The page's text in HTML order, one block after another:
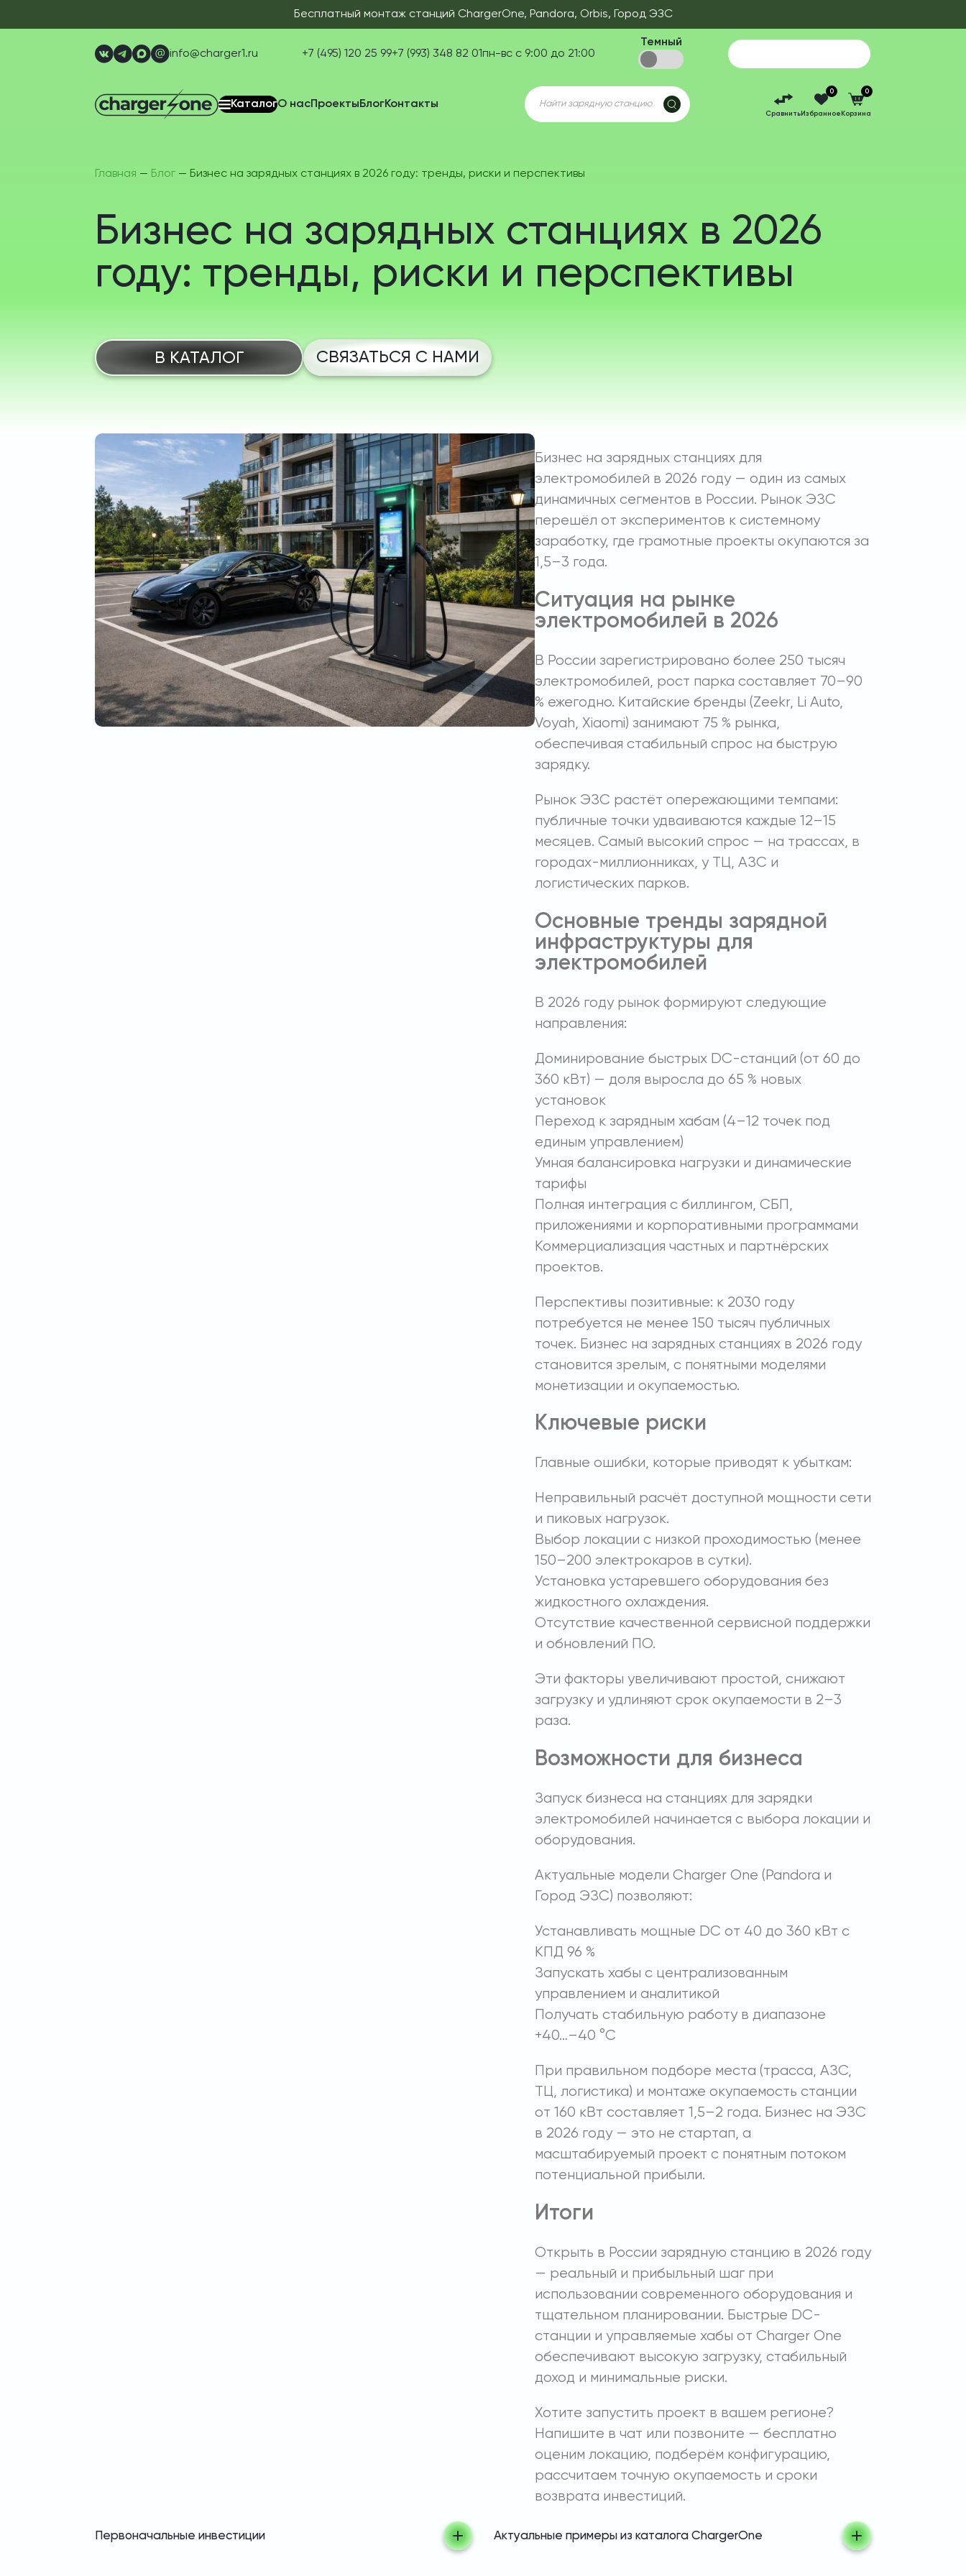
Бесплатный монтаж станций ChargerOne, Pandora, Orbis, Город ЭЗС
info@charger1.ru +7 (495) 120 25 99+7 (993) 348 82 01пн-вс с 9:00 до 21:00
Темный
КаталогО насПроектыБлогКонтакты
Поиск
товаров
Сравнить
0
Избранное
0
Корзина
Главная — Блог — Бизнес на зарядных станциях в 2026 году: тренды, риски и перспективы
Бизнес на зарядных станциях в 2026
году: тренды, риски и перспективы
В КАТАЛОГ СВЯЗАТЬСЯ С НАМИ
Бизнес на зарядных станциях для
электромобилей в 2026 году — один из самых
динамичных сегментов в России. Рынок ЭЗС
перешёл от экспериментов к системному
заработку, где грамотные проекты окупаются за
1,5–3 года.
Ситуация на рынке
электромобилей в 2026
В России зарегистрировано более 250 тысяч
электромобилей, рост парка составляет 70–90
% ежегодно. Китайские бренды (Zeekr, Li Auto,
Voyah, Xiaomi) занимают 75 % рынка,
обеспечивая стабильный спрос на быструю
зарядку.
Рынок ЭЗС растёт опережающими темпами:
публичные точки удваиваются каждые 12–15
месяцев. Самый высокий спрос — на трассах, в
городах-миллионниках, у ТЦ, АЗС и
логистических парков.
Основные тренды зарядной
инфраструктуры для
электромобилей
В 2026 году рынок формируют следующие
направления:
Доминирование быстрых DC-станций (от 60 до
360 кВт) — доля выросла до 65 % новых
установок
Переход к зарядным хабам (4–12 точек под
единым управлением)
Умная балансировка нагрузки и динамические
тарифы
Полная интеграция с биллингом, СБП,
приложениями и корпоративными программами
Коммерциализация частных и партнёрских
проектов.
Перспективы позитивные: к 2030 году
потребуется не менее 150 тысяч публичных
точек. Бизнес на зарядных станциях в 2026 году
становится зрелым, с понятными моделями
монетизации и окупаемостью.
Ключевые риски
Главные ошибки, которые приводят к убыткам:
Неправильный расчёт доступной мощности сети
и пиковых нагрузок.
Выбор локации с низкой проходимостью (менее
150–200 электрокаров в сутки).
Установка устаревшего оборудования без
жидкостного охлаждения.
Отсутствие качественной сервисной поддержки
и обновлений ПО.
Эти факторы увеличивают простой, снижают
загрузку и удлиняют срок окупаемости в 2–3
раза.
Возможности для бизнеса
Запуск бизнеса на станциях для зарядки
электромобилей начинается с выбора локации и
оборудования.
Актуальные модели Charger One (Pandora и
Город ЭЗС) позволяют:
Устанавливать мощные DC от 40 до 360 кВт с
КПД 96 %
Запускать хабы с централизованным
управлением и аналитикой
Получать стабильную работу в диапазоне
+40…–40 °C
При правильном подборе места (трасса, АЗС,
ТЦ, логистика) и монтаже окупаемость станции
от 160 кВт составляет 1,5–2 года. Бизнес на ЭЗС
в 2026 году — это не стартап, а
масштабируемый проект с понятным потоком
потенциальной прибыли.
Итоги
Открыть в России зарядную станцию в 2026 году
— реальный и прибыльный шаг при
использовании современного оборудования и
тщательном планировании. Быстрые DC-
станции и управляемые хабы от Charger One
обеспечивают высокую загрузку, стабильный
доход и минимальные риски.
Хотите запустить проект в вашем регионе?
Напишите в чат или позвоните — бесплатно
оценим локацию, подберём конфигурацию,
рассчитаем точную окупаемость и сроки
возврата инвестиций.
Первоначальные инвестиции Актуальные примеры из каталога ChargerOne